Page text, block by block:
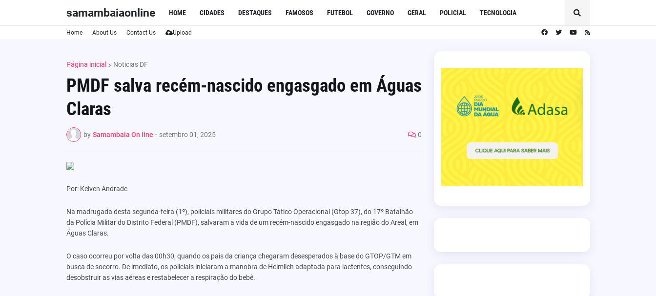
samambaiaonline HOME CIDADES DESTAQUES FAMOSOS FUTEBOL GOVERNO GERAL POLICIAL TECNOLOGIA
Home About Us Contact Us Upload
Página inicial Noticias DF
PMDF salva recém-nascido engasgado em Águas
Claras
by Samambaia On line - setembro 01, 2025 0
Por: Kelven Andrade
Na madrugada desta segunda-feira (1º), policiais militares do Grupo Tático Operacional (Gtop 37), do 17º Batalhão
da Polícia Militar do Distrito Federal (PMDF), salvaram a vida de um recém-nascido engasgado na região do Areal, em
Águas Claras.
O caso ocorreu por volta das 00h30, quando os pais da criança chegaram desesperados à base do GTOP/GTM em
busca de socorro. De imediato, os policiais iniciaram a manobra de Heimlich adaptada para lactentes, conseguindo
desobstruir as vias aéreas e restabelecer a respiração do bebê.